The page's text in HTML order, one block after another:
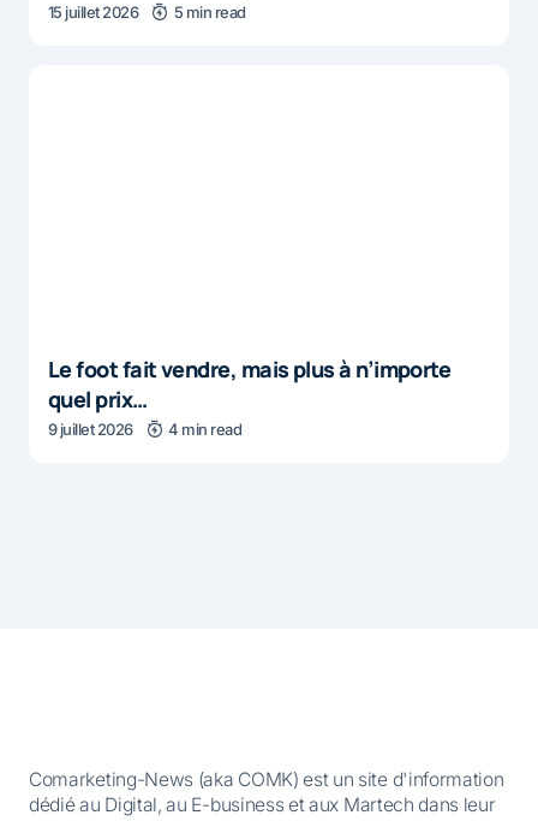
15 juillet 2026 5 min read
Le foot fait vendre, mais plus à n’importe
quel prix…
9 juillet 2026 4 min read
Comarketing-News (aka COMK) est un site d'information
dédié au Digital, au E-business et aux Martech dans leur